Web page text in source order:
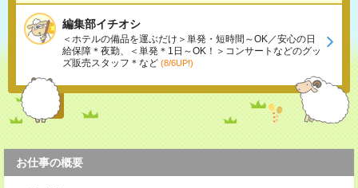
編集部イチオシ
＜ホテルの備品を運ぶだけ＞単発・短時間～OK／安心の日
給保障＊夜勤、＜単発＊1日～OK！＞コンサートなどのグッ
ズ販売スタッフ＊など (8/6UP!)
お仕事の概要